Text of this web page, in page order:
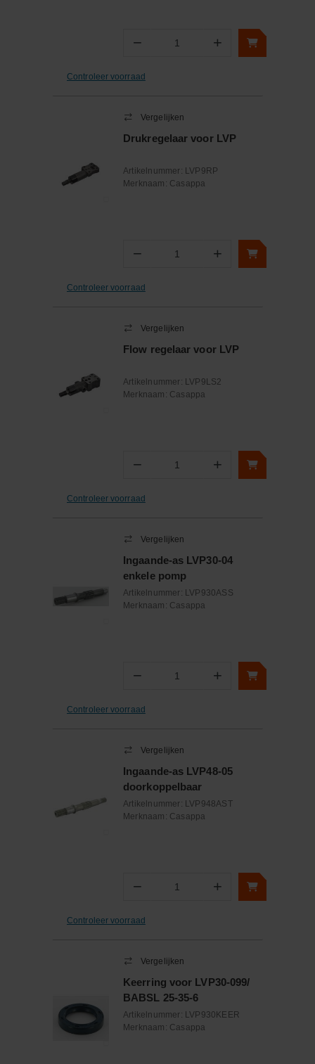
− Aantal +
Controleer voorraad
Vergelijken
Drukregelaar voor LVP
Artikelnummer: LVP9RP
Merknaam: Casappa
− Aantal +
Controleer voorraad
Vergelijken
Flow regelaar voor LVP
Artikelnummer: LVP9LS2
Merknaam: Casappa
− Aantal +
Controleer voorraad
Vergelijken
Ingaande-as LVP30-04
enkele pomp
Artikelnummer: LVP930ASS
Merknaam: Casappa
− Aantal +
Controleer voorraad
Vergelijken
Ingaande-as LVP48-05
doorkoppelbaar
Artikelnummer: LVP948AST
Merknaam: Casappa
− Aantal +
Controleer voorraad
Vergelijken
Keerring voor LVP30-099/
BABSL 25-35-6
Artikelnummer: LVP930KEER
Merknaam: Casappa